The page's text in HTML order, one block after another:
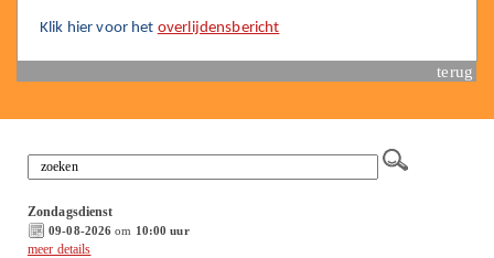
Klik hier voor het overlijdensbericht
terug
Zondagsdienst
09-08-2026 om 10:00 uur
meer details